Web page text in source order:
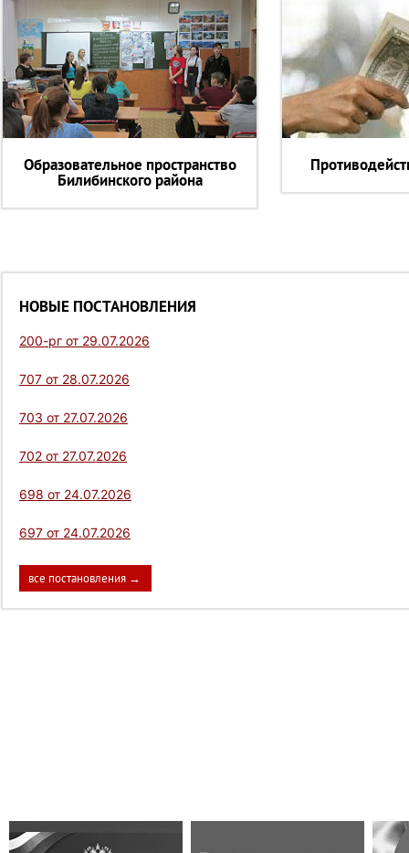
Образовательное пространство
Билибинского района
НОВЫЕ ПОСТАНОВЛЕНИЯ
200-рг от 29.07.2026
707 от 28.07.2026
703 от 27.07.2026
702 от 27.07.2026
698 от 24.07.2026
697 от 24.07.2026
все постановления →